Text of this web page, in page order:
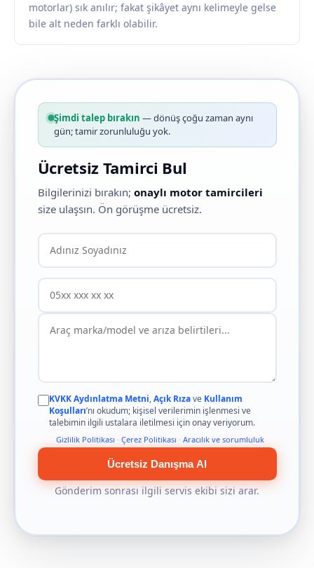
motorlar) sık anılır; fakat şikâyet aynı kelimeyle gelse
bile alt neden farklı olabilir.
Şimdi talep bırakın — dönüş çoğu zaman aynı
gün; tamir zorunluluğu yok.
Ücretsiz Tamirci Bul
Bilgilerinizi bırakın; onaylı motor tamircileri
size ulaşsın. Ön görüşme ücretsiz.
KVKK Aydınlatma Metni,Açık Rızave Kullanım
Koşulları’nı okudum; kişisel verilerimin işlenmesi ve
talebimin ilgili ustalara iletilmesi için onay veriyorum.
Gizlilik Politikası · Çerez Politikası · Aracılık ve sorumluluk
Ücretsiz Danışma Al
Gönderim sonrası ilgili servis ekibi sizi arar.